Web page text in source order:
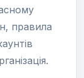
правила